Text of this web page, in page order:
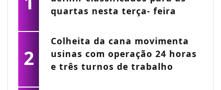
quartas nesta terça- feira
2
Colheita da cana movimenta
usinas com operação 24 horas
e três turnos de trabalho